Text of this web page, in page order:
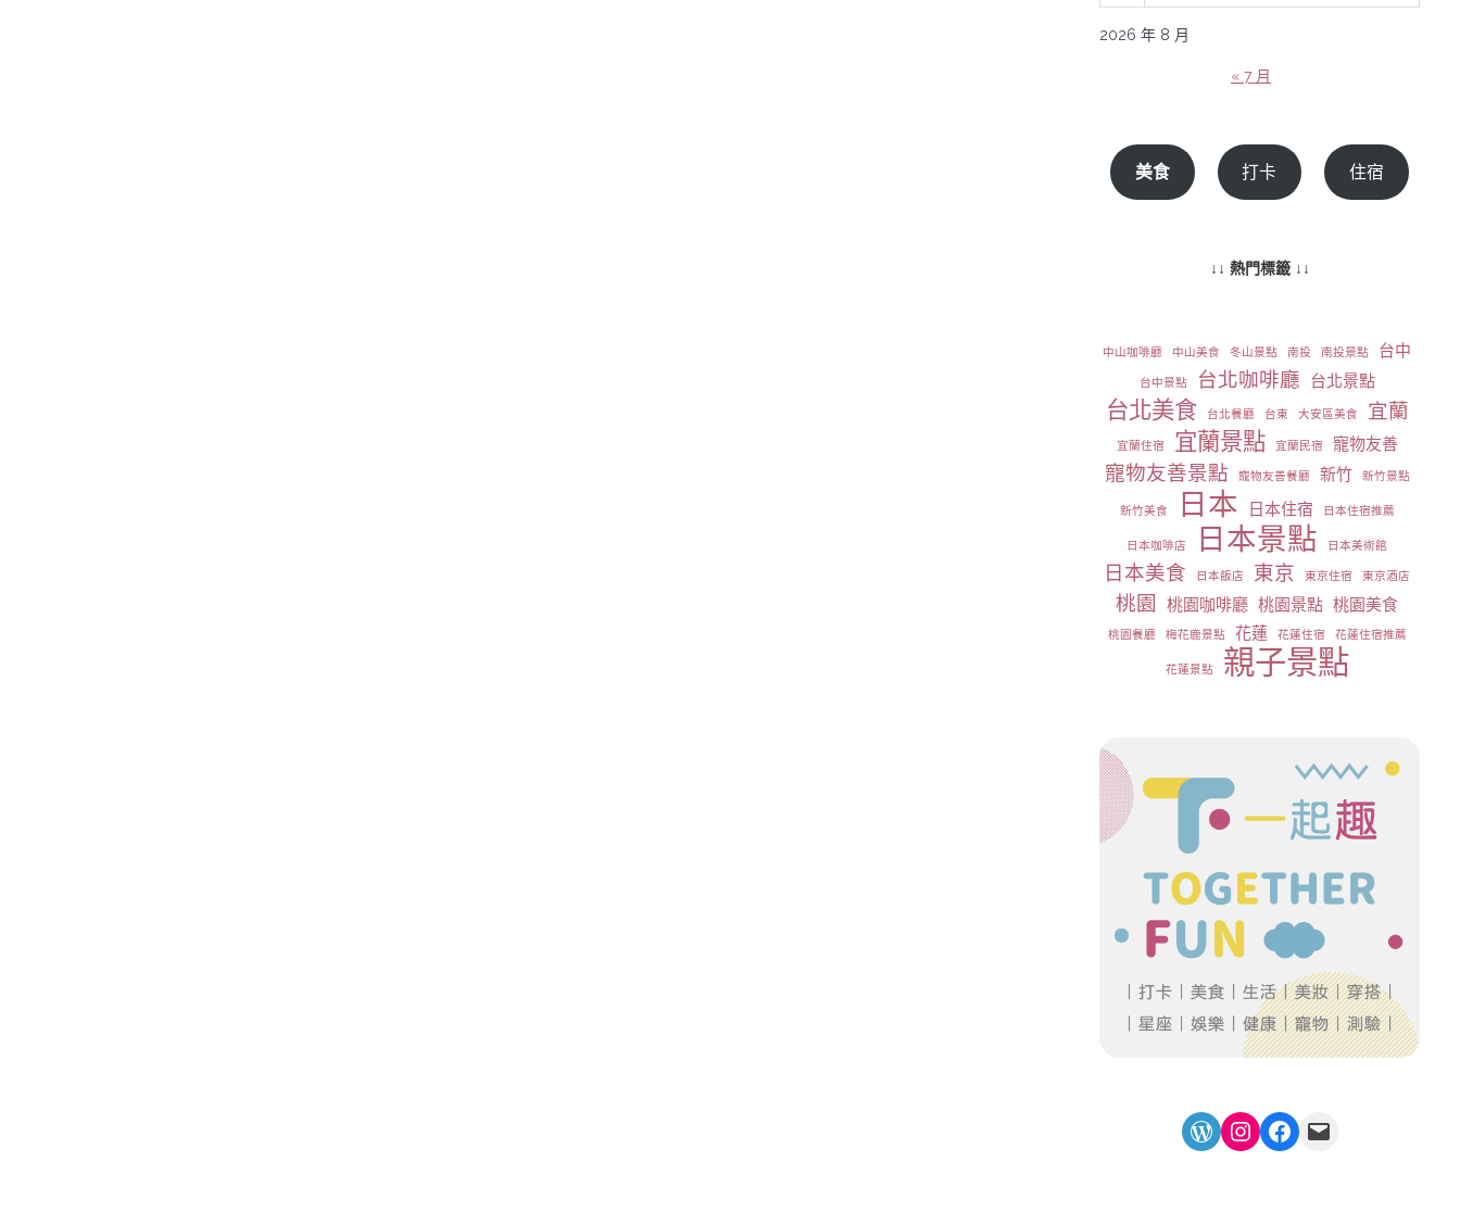
2026 年 8 月
« 7 月
美食 打卡 住宿
↓↓ 熱門標籤 ↓↓
中山咖啡廳 中山美食 冬山景點 南投 南投景點 台中
台中景點 台北咖啡廳 台北景點
台北美食 台北餐廳 台東 大安區美食 宜蘭
宜蘭住宿 宜蘭景點 宜蘭民宿 寵物友善
寵物友善景點 寵物友善餐廳 新竹 新竹景點
新竹美食 日本 日本住宿 日本住宿推薦
日本咖啡店 日本景點 日本美術館
日本美食 日本飯店 東京 東京住宿 東京酒店
桃園 桃園咖啡廳 桃園景點 桃園美食
桃園餐廳 梅花鹿景點 花蓮 花蓮住宿 花蓮住宿推薦
花蓮景點 親子景點
WordPress
Instagram
Facebook
Mail